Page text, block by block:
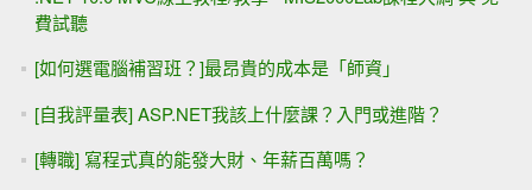
費試聽
[如何選電腦補習班？]最昂貴的成本是「師資」
[自我評量表] ASP.NET我該上什麼課？入門或進階？
[轉職] 寫程式真的能發大財、年薪百萬嗎？